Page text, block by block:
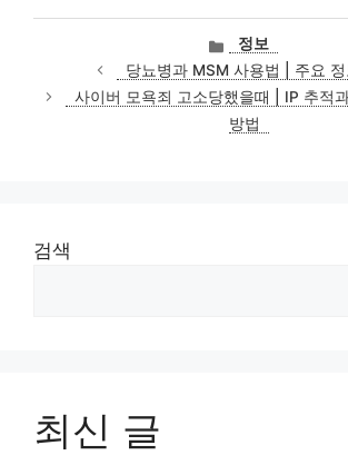
카
테
고
리
정보
당뇨병과 MSM 사용법 | 주요 정
사이버 모욕죄 고소당했을때 | IP 추적
방법
검색
최신 글